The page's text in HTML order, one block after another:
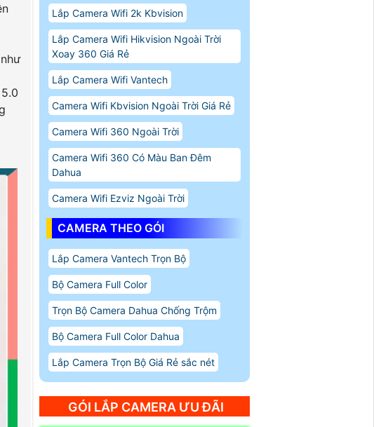
Lắp Camera Wifi 2k Kbvision
Lắp Camera Wifi Hikvision Ngoài Trời
Xoay 360 Giá Rẻ
Lắp Camera Wifi Vantech
Camera Wifi Kbvision Ngoài Trời Giá Rẻ
Camera Wifi 360 Ngoài Trời
Camera Wifi 360 Có Màu Ban Đêm
Dahua
Camera Wifi Ezviz Ngoài Trời
CAMERA THEO GÓI
Lắp Camera Vantech Trọn Bộ
Bộ Camera Full Color
Trọn Bộ Camera Dahua Chống Trộm
Bộ Camera Full Color Dahua
Lắp Camera Trọn Bộ Giá Rẻ sắc nét
GÓI LẮP CAMERA ƯU ĐÃI